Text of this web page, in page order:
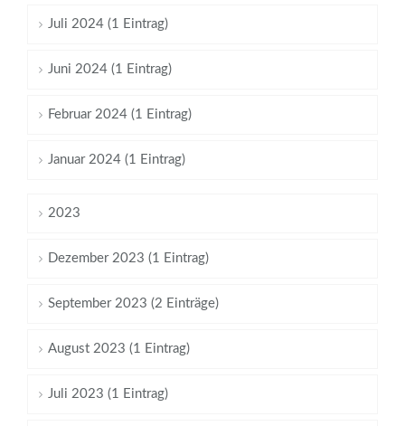
Juli 2024 (1 Eintrag)
Juni 2024 (1 Eintrag)
Februar 2024 (1 Eintrag)
Januar 2024 (1 Eintrag)
2023
Dezember 2023 (1 Eintrag)
September 2023 (2 Einträge)
August 2023 (1 Eintrag)
Juli 2023 (1 Eintrag)